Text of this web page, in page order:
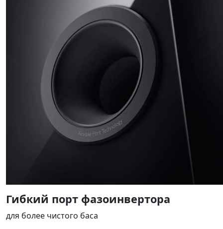
Гибкий порт фазоинвертора
для более чистого баса